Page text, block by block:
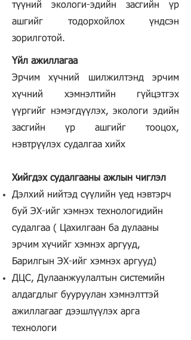
түүний экологи-эдийн засгийн үр
ашгийг тодорхойлох үндсэн
зорилготой.
Үйл ажиллагаа
Эрчим хүчний шилжилтэнд эрчим
хүчний хэмнэлтийн гүйцэтгэх
үүргийг нэмэгдүүлэх, экологи эдийн
засгийн үр ашгийг тооцох,
нэвтрүүлэх судалгаа хийх
Хийгдэх судалгааны ажлын чиглэл
Дэлхий нийтэд сүүлийн үед нэвтэрч
буй ЭХ-ийг хэмнэх технологидийн
судалгаа ( Цахилгаан ба дулааны
эрчим хүчийг хэмнэх аргууд,
Барилгын ЭХ-ийг хэмнэх аргууд)
ДЦС, Дулаанжуулалтын системийн
алдагдлыг бууруулан хэмнэлттэй
ажиллагааг дээшлүүлэх арга
технологи